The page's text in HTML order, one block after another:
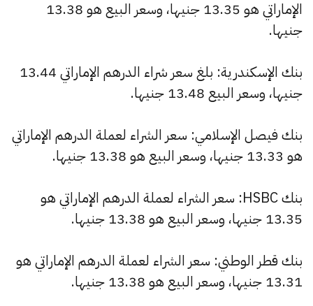
الإماراتي هو 13.35 جنيها، وسعر البيع هو 13.38
جنيها.
بنك الإسكندرية: بلغ سعر شراء الدرهم الإماراتي 13.44
جنيها، وسعر البيع 13.48 جنيها.
بنك فيصل الإسلامي: سعر الشراء لعملة الدرهم الإماراتي
هو 13.33 جنيها، وسعر البيع هو 13.38 جنيها.
بنك HSBC: سعر الشراء لعملة الدرهم الإماراتي هو
13.35 جنيها، وسعر البيع هو 13.38 جنيها.
بنك قطر الوطني: سعر الشراء لعملة الدرهم الإماراتي هو
13.31 جنيها، وسعر البيع هو 13.38 جنيها.